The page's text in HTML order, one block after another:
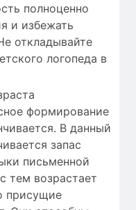
полноценно
и избежать
откладывайте
логопеда в
формирование
В данный
запас
письменной
тем возрастает
присущие